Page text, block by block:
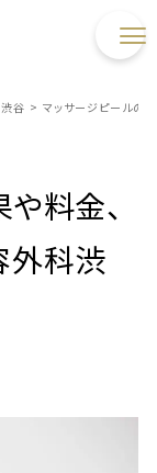
渋谷 > マッサージピールの
料金、
外科渋